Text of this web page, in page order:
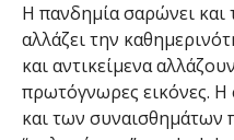
Η πανδημία σαρώνει
αλλάζει την
και αντικείμενα
πρωτόγνωρες εικόνες.
και των συναισθημάτων